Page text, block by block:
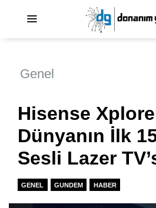
Genel
Hisense
Dünyanın İlk
Sesli Lazer
GENEL GUNDEM HABER